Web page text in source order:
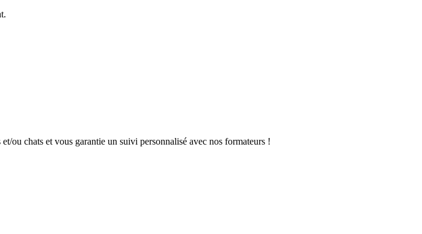
ou chats et vous garantie un suivi personnalisé avec nos formateurs !